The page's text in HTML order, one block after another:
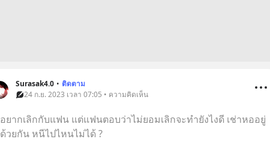
Surasak4.0 • ติดตาม
24 ก.ย. 2023 เวลา 07:05 • ความคิดเห็น
อยากเลิกกับแฟน แต่แฟนตอบว่าไม่ยอมเลิกจะทำยังไงดี เช่าหออยู่
ด้วยกัน หนีไปไหนไม่ได้ ?